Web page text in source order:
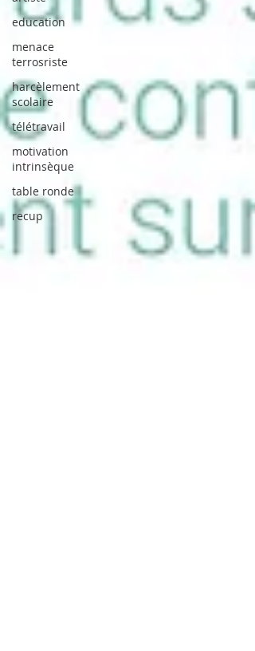
education
menace
terrosriste
harcèlement
scolaire
télétravail
motivation
intrinsèque
table ronde
recup